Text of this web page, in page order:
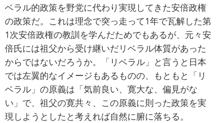
ベラル的政策を野党に代わり実現してきた安倍政権
の政策だ。これは理念で突っ走って1年で瓦解した第
1次安倍政権の教訓を学んだためでもあるが、元々安
倍氏には祖父から受け継いだリベラル体質があった
からではないだろうか。「リベラル」と言うと日本
では左翼的なイメージもあるものの、もともと「リ
ベラル」の原義は「気前良い、寛大な、偏見がな
い」で、祖父の寛共々、この原義に則った政策を実
現しようとしたと考えれば自然に腑に落ちる。